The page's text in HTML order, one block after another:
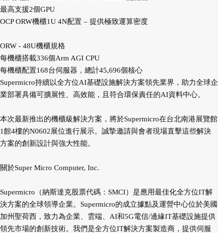
最高支援2個GPU
OCP ORW機櫃1U 4N配置 – 提供極致運算密度
ORW - 48U機櫃規格
每機櫃搭載336個Arm AGI CPU
每機櫃配置168台伺服器，總計45,696個核心
Supermicro持續以全方位AI基礎設施解決方案領先業界，助力全球企
業部署具備可擴展性、高效能，且符合環保責任的AI資料中心。
本次最新推出的機櫃級解決方案，將於Supermicro在台北南港展覽館
1館4樓的N0602展位進行展示。誠摯邀請與會者現場直擊這些解決
方案的創新設計與強大性能。
關於Super Micro Computer, Inc.
Supermicro（納斯達克股票代碼：SMCI）是應用最佳化全方位IT解
決方案的全球領導企業。Supermicro的成立據點及運營中心位於美國
加州聖荷西，致力為企業、雲端、AI和5G電信/邊緣IT基礎設施提供
領先市場的創新技術。我們是全方位IT解決方案製造商，提供伺服